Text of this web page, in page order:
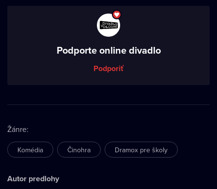
Podporte online divadlo
Podporiť
Žánre:
Komédia Činohra Dramox pre školy
Autor predlohy